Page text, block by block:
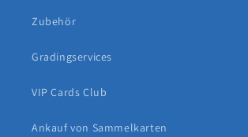
Zubehör
Gradingservices
VIP Cards Club
Ankauf von Sammelkarten